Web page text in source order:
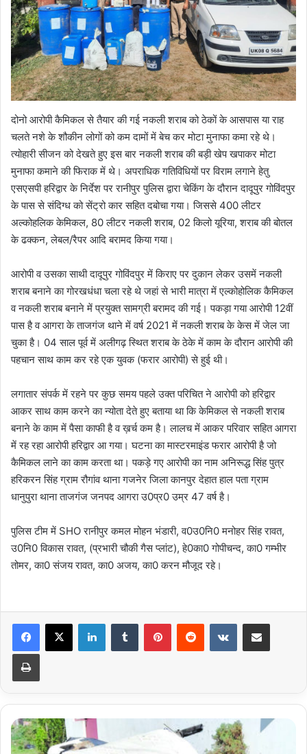
दोनो आरोपी कैमिकल से तैयार की गई नकली शराब को ठेकों के आसपास या राह
चलते नशे के शौकीन लोगों को कम दामों में बेच कर मोटा मुनाफा कमा रहे थे।
त्योहारी सीजन को देखते हुए इस बार नकली शराब की बड़ी खेप खपाकर मोटा
मुनाफा कमाने की फिराक में थे। अपराधिक गतिविधियों पर विराम लगाने हेतु
एसएसपी हरिद्वार के निर्देश पर रानीपुर पुलिस द्वारा चेकिंग के दौरान दादूपुर गोविंदपुर
के पास से संदिग्ध को सेंट्रो कार सहित दबोचा गया। जिससे 400 लीटर
अल्कोहलिक केमिकल, 80 लीटर नकली शराब, 02 किलो यूरिया, शराब की बोतल
के ढक्कन, लेबल/रैपर आदि बरामद किया गया।
आरोपी व उसका साथी दादूपुर गोविंदपुर में किराए पर दुकान लेकर उसमें नकली
शराब बनाने का गोरखधंधा चला रहे थे जहां से भारी मात्रा में एल्कोहोलिक कैमिकल
व नकली शराब बनाने में प्रयुक्त सामग्री बरामद की गई। पकड़ा गया आरोपी 12वीं
पास है व आगरा के ताजगंज थाने में वर्ष 2021 में नकली शराब के केस में जेल जा
चुका है। 04 साल पूर्व में अलीगढ़ स्थित शराब के ठेके में काम के दौरान आरोपी की
पहचान साथ काम कर रहे एक युवक (फरार आरोपी) से हुई थी।
लगातार संपर्क में रहने पर कुछ समय पहले उक्त परिचित ने आरोपी को हरिद्वार
आकर साथ काम करने का न्योता देते हुए बताया था कि केमिकल से नकली शराब
बनाने के काम में पैसा काफी है व ख़र्च कम है। लालच में आकर परिवार सहित आगरा
में रह रहा आरोपी हरिद्वार आ गया। घटना का मास्टरमाइंड फरार आरोपी है जो
कैमिकल लाने का काम करता था। पकड़े गए आरोपी का नाम अनिरूद्ध सिंह पुत्र
हरिकरन सिंह ग्राम रौगांव थाना गजनेर जिला कानपुर देहात हाल पता ग्राम
धानुपुरा थाना ताजगंज जनपद आगरा उ0प्र0 उम्र 47 वर्ष है।
पुलिस टीम में SHO रानीपुर कमल मोहन भंडारी, व0उ0नि0 मनोहर सिंह रावत,
उ0नि0 विकास रावत, (प्रभारी चौकी गैस प्लांट), हे0का0 गोपीचन्द, का0 गम्भीर
तोमर, का0 संजय रावत, का0 अजय, का0 करन मौजूद रहे।
LinkedInTumblr PinterestReddit VKontakteShare via Email
Print
आबादी
क्षेत्र